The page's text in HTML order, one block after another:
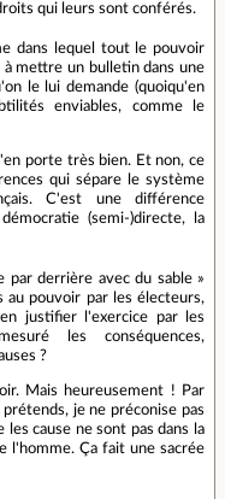
qui leurs sont conférés.
dans lequel tout le pouvoir
mettre un bulletin dans une
le lui demande (quoiqu'en
enviables, comme le
porte très bien. Et non, ce
qui sépare le système
C'est une différence
(semi-)directe, la
derrière avec du sable »
au pouvoir par les électeurs,
justifier l'exercice par les
les conséquences,
?
Mais heureusement ! Par
je ne préconise pas
les cause ne sont pas dans la
l'homme. Ça fait une sacrée